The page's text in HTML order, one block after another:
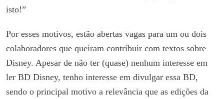
isto!”
Por esses motivos, estão abertas vagas para um ou dois
colaboradores que queiram contribuir com textos sobre
Disney. Apesar de não ter (quase) nenhum interesse em
ler BD Disney, tenho interesse em divulgar essa BD,
sendo o principal motivo a relevância que as edições da